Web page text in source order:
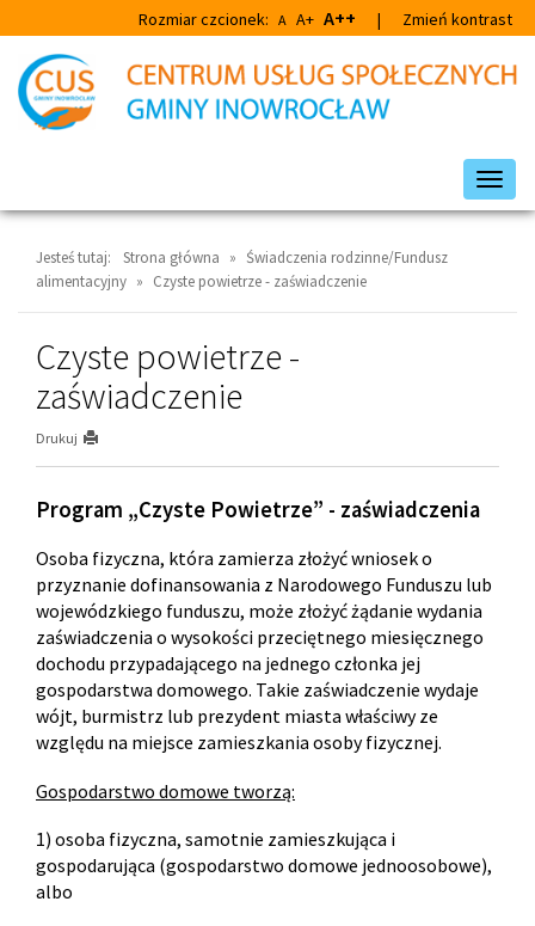
do
głównej
treści
do
wyszukiwarki
Rozmiar czcionek: A A+ A++ | Zmień kontrast
Jesteś tutaj: Strona główna » Świadczenia rodzinne/Fundusz
alimentacyjny » Czyste powietrze - zaświadczenie
Czyste powietrze -
zaświadczenie
Drukuj
Program „Czyste Powietrze” - zaświadczenia
Osoba fizyczna, która zamierza złożyć wniosek o
przyznanie dofinansowania z Narodowego Funduszu lub
wojewódzkiego funduszu, może złożyć żądanie wydania
zaświadczenia o wysokości przeciętnego miesięcznego
dochodu przypadającego na jednego członka jej
gospodarstwa domowego. Takie zaświadczenie wydaje
wójt, burmistrz lub prezydent miasta właściwy ze
względu na miejsce zamieszkania osoby fizycznej.
Gospodarstwo domowe tworzą:
1) osoba fizyczna, samotnie zamieszkująca i
gospodarująca (gospodarstwo domowe jednoosobowe),
albo